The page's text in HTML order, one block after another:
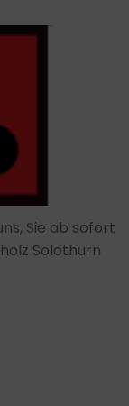
Sie ab sofort
Solothurn